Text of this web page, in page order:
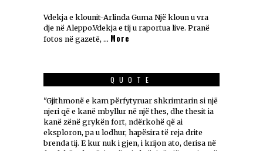
Vdekja e klounit-Arlinda Guma Një kloun u vra
dje në Aleppo.Vdekja e tij u raportua live. Pranë
fotos në gazetë, … More
QUOTE
"Gjithmonë e kam përfytyruar shkrimtarin si një
njeri që e kanë mbyllur në një thes, dhe thesit ia
kanë zënë grykën fort, ndërkohë që ai
eksploron, pa u lodhur, hapësira të reja drite
brenda tij. E kur nuk i gjen, i krijon ato, derisa në